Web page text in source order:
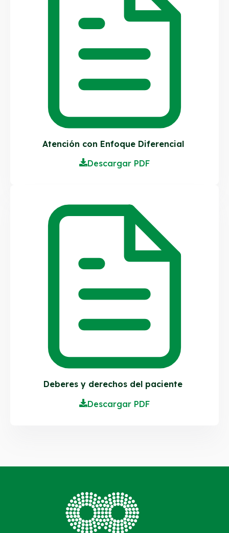
Atención con Enfoque Diferencial
Descargar PDF
Deberes y derechos del paciente
Descargar PDF